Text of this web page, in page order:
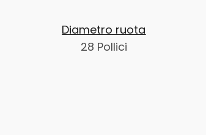
Diametro ruota
28 Pollici